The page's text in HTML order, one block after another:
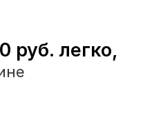
руб. легко,